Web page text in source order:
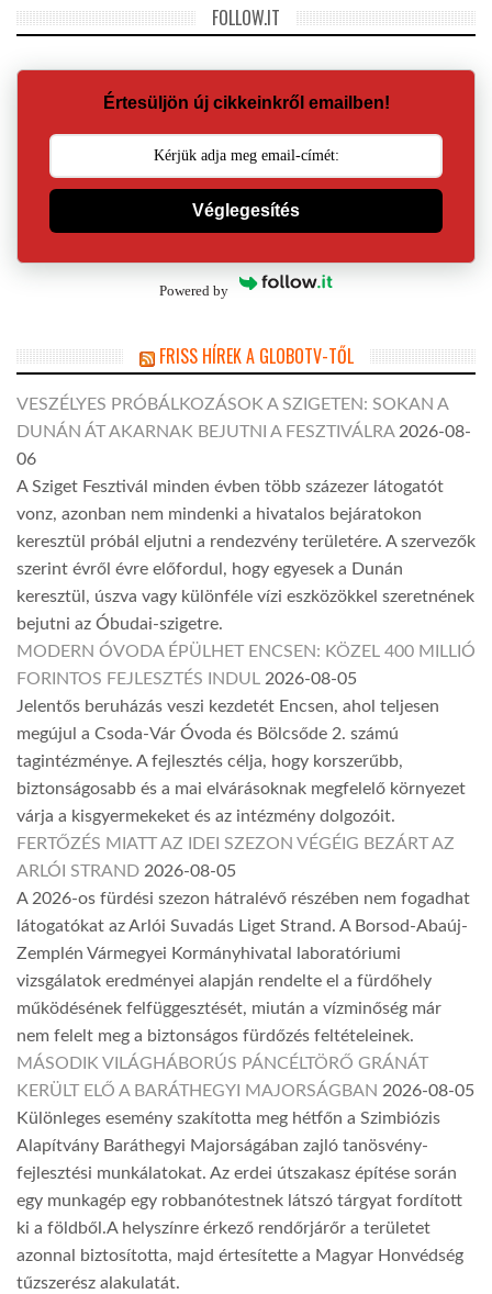
FOLLOW.IT
Értesüljön új cikkeinkről emailben!
Véglegesítés
Powered by
FRISS HÍREK A GLOBOTV-TŐL
VESZÉLYES PRÓBÁLKOZÁSOK A SZIGETEN: SOKAN A
DUNÁN ÁT AKARNAK BEJUTNI A FESZTIVÁLRA 2026-08-
06
A Sziget Fesztivál minden évben több százezer látogatót
vonz, azonban nem mindenki a hivatalos bejáratokon
keresztül próbál eljutni a rendezvény területére. A szervezők
szerint évről évre előfordul, hogy egyesek a Dunán
keresztül, úszva vagy különféle vízi eszközökkel szeretnének
bejutni az Óbudai-szigetre.
MODERN ÓVODA ÉPÜLHET ENCSEN: KÖZEL 400 MILLIÓ
FORINTOS FEJLESZTÉS INDUL 2026-08-05
Jelentős beruházás veszi kezdetét Encsen, ahol teljesen
megújul a Csoda-Vár Óvoda és Bölcsőde 2. számú
tagintézménye. A fejlesztés célja, hogy korszerűbb,
biztonságosabb és a mai elvárásoknak megfelelő környezet
várja a kisgyermekeket és az intézmény dolgozóit.
FERTŐZÉS MIATT AZ IDEI SZEZON VÉGÉIG BEZÁRT AZ
ARLÓI STRAND 2026-08-05
A 2026-os fürdési szezon hátralévő részében nem fogadhat
látogatókat az Arlói Suvadás Liget Strand. A Borsod-Abaúj-
Zemplén Vármegyei Kormányhivatal laboratóriumi
vizsgálatok eredményei alapján rendelte el a fürdőhely
működésének felfüggesztését, miután a vízminőség már
nem felelt meg a biztonságos fürdőzés feltételeinek.
MÁSODIK VILÁGHÁBORÚS PÁNCÉLTÖRŐ GRÁNÁT
KERÜLT ELŐ A BARÁTHEGYI MAJORSÁGBAN 2026-08-05
Különleges esemény szakította meg hétfőn a Szimbiózis
Alapítvány Baráthegyi Majorságában zajló tanösvény-
fejlesztési munkálatokat. Az erdei útszakasz építése során
egy munkagép egy robbanótestnek látszó tárgyat fordított
ki a földből.A helyszínre érkező rendőrjárőr a területet
azonnal biztosította, majd értesítette a Magyar Honvédség
tűzszerész alakulatát.